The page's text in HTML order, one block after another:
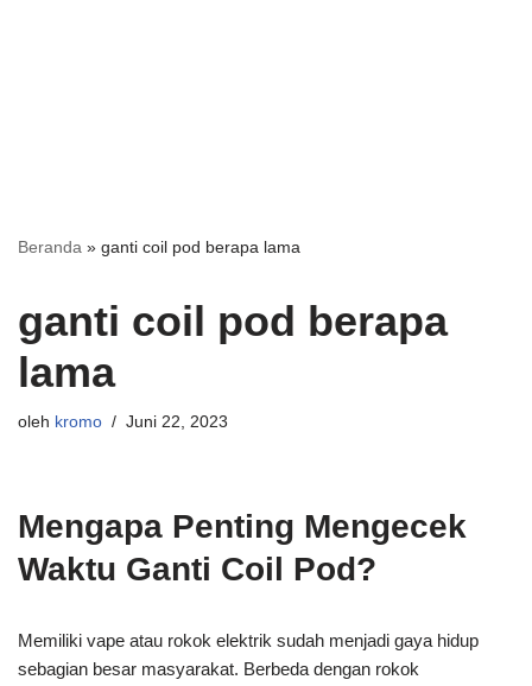
Beranda » ganti coil pod berapa lama
ganti coil pod berapa
lama
oleh kromo Juni 22, 2023
Mengapa Penting Mengecek
Waktu Ganti Coil Pod?
Memiliki vape atau rokok elektrik sudah menjadi gaya hidup
sebagian besar masyarakat. Berbeda dengan rokok